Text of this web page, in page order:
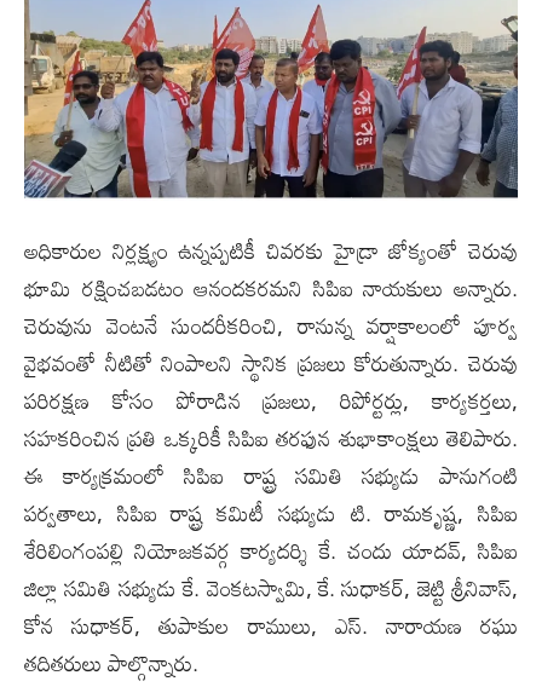
అధికారుల నిర్లక్ష్యం ఉన్నప్పటికీ చివరకు హైడ్రా జోక్యంతో చెరువు
భూమి రక్షించబడటం ఆనందకరమని సిపిఐ నాయకులు అన్నారు.
చెరువును వెంటనే సుందరీకరించి, రానున్న వర్షాకాలంలో పూర్వ
వైభవంతో నీటితో నింపాలని స్థానిక ప్రజలు కోరుతున్నారు. చెరువు
పరిరక్షణ కోసం పోరాడిన ప్రజలు, రిపోర్టర్లు, కార్యకర్తలు,
స‌హకరించిన ప్రతి ఒక్కరికీ సిపిఐ తరఫున శుభాకాంక్షలు తెలిపారు.
ఈ కార్యక్రమంలో సిపిఐ రాష్ట్ర సమితి సభ్యుడు పానుగంటి
పర్వతాలు, సిపిఐ రాష్ట్ర కమిటీ సభ్యుడు టి. రామకృష్ణ, సిపిఐ
శేరిలింగంపల్లి నియోజకవర్గ కార్యదర్శి కే. చందు యాదవ్, సిపిఐ
జిల్లా సమితి సభ్యుడు కే. వెంకటస్వామి, కే. సుధాకర్, జెట్టి శ్రీనివాస్,
కోన సుధాకర్, తుపాకుల రాములు, ఎస్. నారాయణ రఘు
తదితరులు పాల్గొన్నారు.